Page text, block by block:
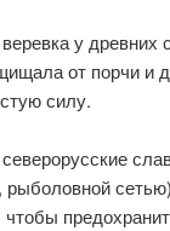
у древних
от порчи и
силу.
рыболовной